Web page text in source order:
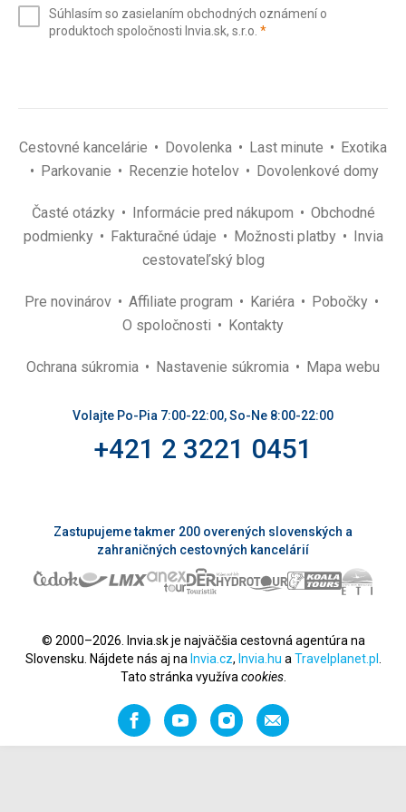
(povinné)
Súhlasím so zasielaním obchodných oznámení o
produktoch spoločnosti Invia.sk, s.r.o. *(povinné)
Cestovné kancelárie Dovolenka Last minute
Exotika
Parkovanie
Recenzie hotelov Dovolenkové domy
Časté otázky Informácie pred nákupom
Obchodné
podmienky
Fakturačné údaje Možnosti platby
Invia
cestovateľský blog
Pre novinárov Affiliate program Kariéra
Pobočky
O spoločnosti
Kontakty
Ochrana súkromia Nastavenie súkromia Mapa webu
Volajte Po-Pia 7:00-22:00, So-Ne 8:00-22:00
+421 2 3221 0451
Zastupujeme takmer 200 overených slovenských a
zahraničných cestovných kancelárií
© 2000–2026. Invia.sk je najväčšia cestovná agentúra na
Slovensku. Nájdete nás aj na Invia.cz, Invia.hu a Travelplanet.pl
Tato stránka využíva cookies.
FacebookYouTubeInstagramOdporučiť